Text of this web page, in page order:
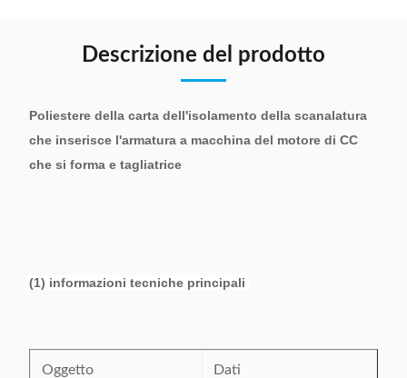
Descrizione del prodotto
Poliestere della carta dell'isolamento della scanalatura
che inserisce l'armatura a macchina del motore di CC
che si forma e tagliatrice
(1) informazioni tecniche principali
Oggetto Dati